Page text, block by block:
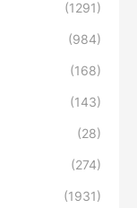
(1291)
(984)
(168)
(143)
(28)
(274)
(1931)